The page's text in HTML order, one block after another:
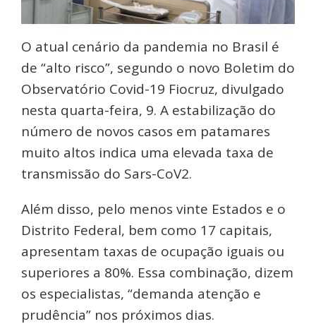
O atual cenário da pandemia no Brasil é
de “alto risco”, segundo o novo Boletim do
Observatório Covid-19 Fiocruz, divulgado
nesta quarta-feira, 9. A estabilização do
número de novos casos em patamares
muito altos indica uma elevada taxa de
transmissão do Sars-CoV2.
Além disso, pelo menos vinte Estados e o
Distrito Federal, bem como 17 capitais,
apresentam taxas de ocupação iguais ou
superiores a 80%. Essa combinação, dizem
os especialistas, “demanda atenção e
prudência” nos próximos dias.